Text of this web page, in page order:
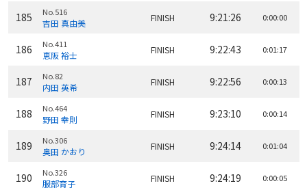
185 No.516
吉田 真由美 FINISH 9:21:26 0:00:00
186 No.411
恵阪 裕士 FINISH 9:22:43 0:01:17
187 No.82
内田 英希 FINISH 9:22:56 0:00:13
188 No.464
野田 幸則 FINISH 9:23:10 0:00:14
189 No.306
奥田 かおり FINISH 9:24:14 0:01:04
190 No.326
服部育子 FINISH 9:24:19 0:00:05